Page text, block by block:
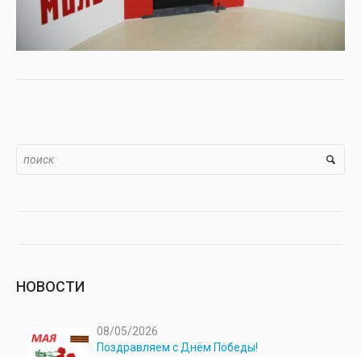
НОВОСТИ
08/05/2026
Поздравляем с Днём Победы!